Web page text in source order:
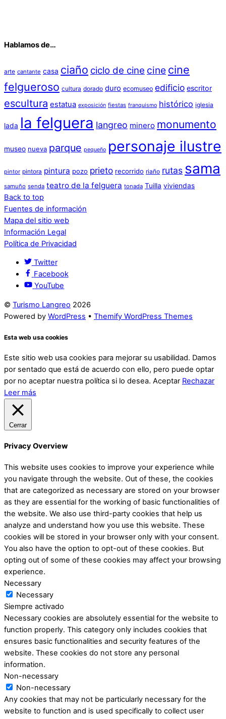
Hablamos de…
arte cantante casa ciaño ciclo de cine cine cine
felgueroso cultura dorado duro ecomuseo edificio escritor
escultura estatua exposición fiestas franquismo histórico iglesia
lada la felguera langreo minero monumento
museo nueva parque pequeño personaje ilustre
pintor pintora pintura pozo prieto recorrido riaño rutas sama
samuño senda teatro de la felguera tonada Tuilla viviendas
Back to top
Fuentes de información
Mapa del sitio web
Información Legal
Política de Privacidad
Twitter
Facebook
YouTube
© Turismo Langreo 2026
Powered by WordPress • Themify WordPress Themes
Esta web usa cookies
Este sitio web usa cookies para mejorar su usabilidad. Damos
por sentado que está de acuerdo con ello, pero puede optar
por no aceptar nuestra política si lo desea. Aceptar Rechazar
Leer más
Cerrar
Privacy Overview
This website uses cookies to improve your experience while
you navigate through the website. Out of these, the cookies
that are categorized as necessary are stored on your browser
as they are essential for the working of basic functionalities of
the website. We also use third-party cookies that help us
analyze and understand how you use this website. These
cookies will be stored in your browser only with your consent.
You also have the option to opt-out of these cookies. But
opting out of some of these cookies may affect your browsing
experience.
Necessary
Necessary
Siempre activado
Necessary cookies are absolutely essential for the website to
function properly. This category only includes cookies that
ensures basic functionalities and security features of the
website. These cookies do not store any personal
information.
Non-necessary
Non-necessary
Any cookies that may not be particularly necessary for the
website to function and is used specifically to collect user